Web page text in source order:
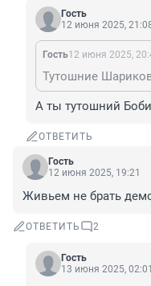
Гость
12 июня 2025,
Гость12 июня 2025,
Тутошние
А ты тутошний
ОТВЕТИТЬ
Гость
12 июня 2025, 19:21
Живьем не брать
ОТВЕТИТЬ 2
Гость
13 июня 2025, 02:01